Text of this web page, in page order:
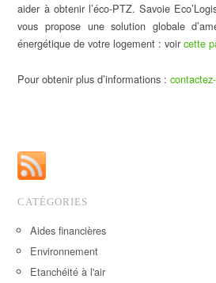
aider à obtenir l’éco-PTZ. Savoie
vous propose une solution globale
énergétique de votre logement : voircette
Pour obtenir plus d’informations :
CATÉGORIES
Aides financières
Environnement
Etanchéité à l'air